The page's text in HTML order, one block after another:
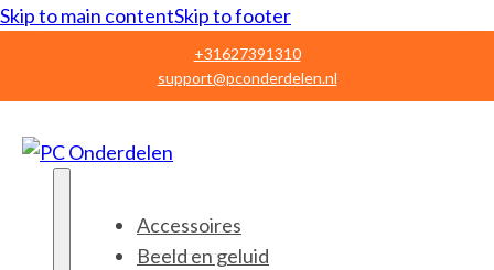
Skip to main contentSkip to footer
+31627391310
support@pconderdelen.nl
Accessoires
Beeld en geluid